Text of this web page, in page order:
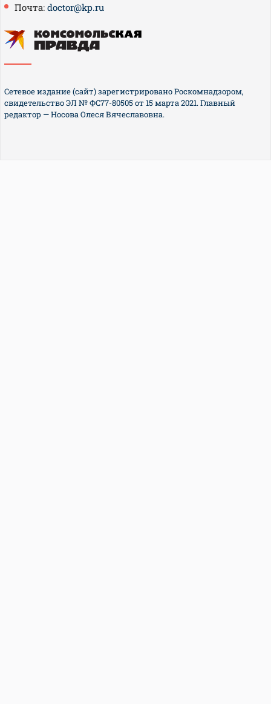
Почта: doctor@kp.ru
Сетевое издание (сайт) зарегистрировано Роскомнадзором,
свидетельство ЭЛ № ФС77-80505 от 15 марта 2021. Главный
редактор — Носова Олеся Вячеславовна.